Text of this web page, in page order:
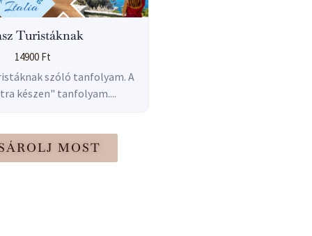
Turistáknak
14900 Ft
szóló tanfolyam. A
készen" tanfolyam....
MOST